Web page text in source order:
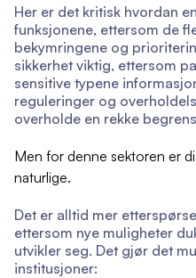
Her er det kritisk hvordan
funksjonene, ettersom de
bekymringene og
sikkerhet viktig, ettersom
sensitive typene
reguleringer og
overholde en rekke
Men for denne sektoren er
naturlige.
Det er alltid mer
ettersom nye muligheter
utvikler seg. Det gjør det
institusjoner: